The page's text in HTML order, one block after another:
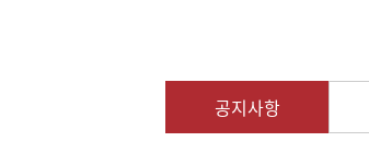
공지사항